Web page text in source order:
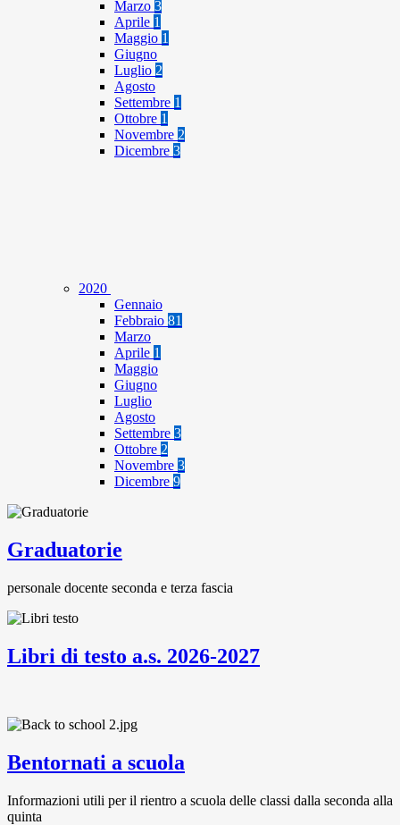
Marzo 3
Aprile 1
Maggio 1
Giugno
Luglio 2
Agosto
Settembre 1
Ottobre 1
Novembre 2
Dicembre 3
2020
Gennaio
Febbraio 81
Marzo
Aprile 1
Maggio
Giugno
Luglio
Agosto
Settembre 3
Ottobre 2
Novembre 3
Dicembre 9
Graduatorie
personale docente seconda e terza fascia
Libri di testo a.s. 2026-2027
Bentornati a scuola
Informazioni utili per il rientro a scuola delle classi dalla seconda alla
quinta